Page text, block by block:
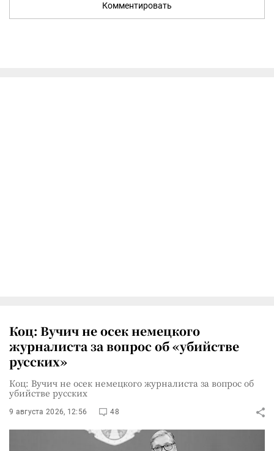
Комментировать
Коц: Вучич не осек немецкого
журналиста за вопрос об «убийстве
русских»
Коц: Вучич не осек немецкого журналиста за вопрос об
убийстве русских
9 августа 2026, 12:56 48